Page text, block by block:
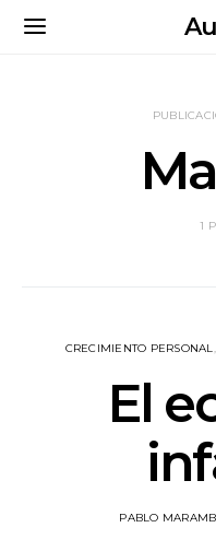
1
CRECIMIENTO PERSONAL
El
PABLO